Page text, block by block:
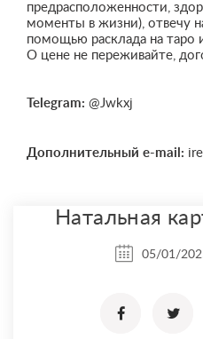
предрасположенности,
моменты в жизни), отвечу
помощью расклада на таро
О цене не переживайте,
Telegram: @Jwkxj
Дополнительный e-mail:
Натальная
05/01/